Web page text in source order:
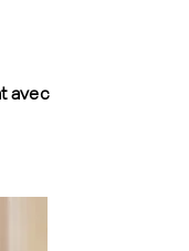
avec